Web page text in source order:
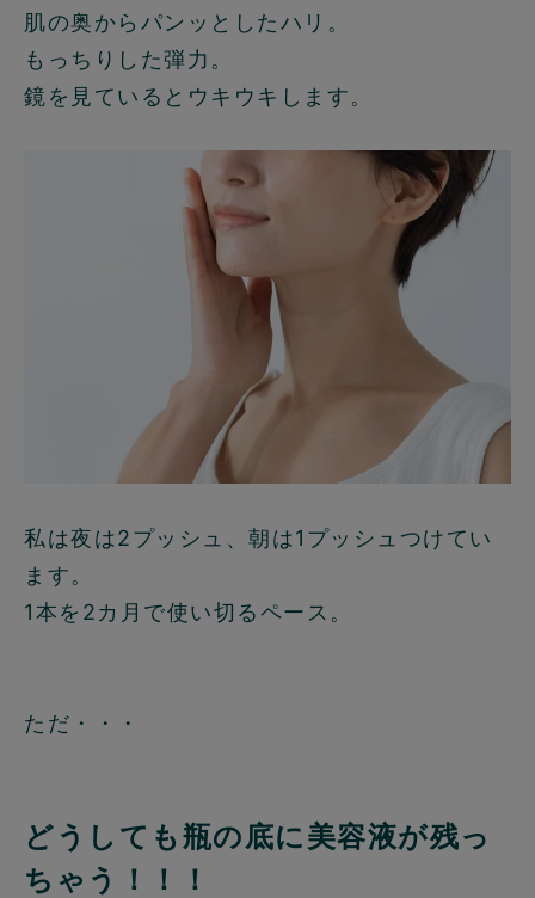
肌の奥からパンッとしたハリ。
もっちりした弾力。
鏡を見ているとウキウキします。
私は夜は2プッシュ、朝は1プッシュつけてい
ます。
1本を2カ月で使い切るペース。
ただ・・・
どうしても瓶の底に美容液が残っ
ちゃう！！！